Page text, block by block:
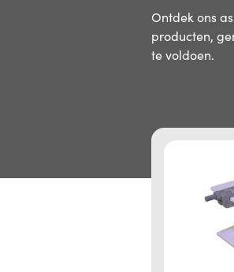
Ontdek ons
producten,
te voldoen.